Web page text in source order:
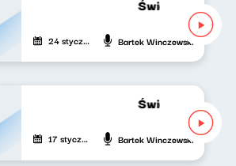
Świat naszej
24 stycznia 2023 Bartek Winczewski
Świat naszej
17 stycznia 2023 Bartek Winczewski